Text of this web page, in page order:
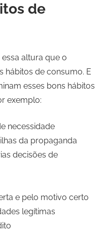
de
altura que o
hábitos de consumo. E
esses bons hábitos
exemplo:
necessidade
da propaganda
decisões de
e pelo motivo certo
legítimas